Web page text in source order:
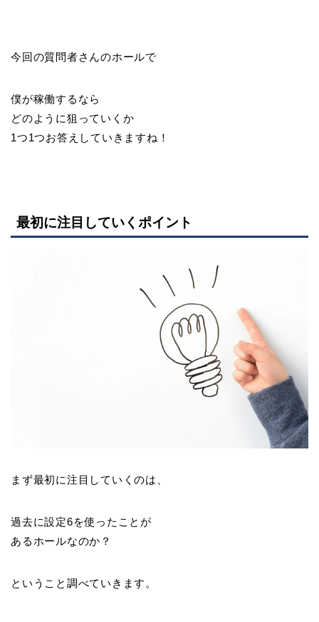
今回の質問者さんのホールで
僕が稼働するなら
どのように狙っていくか
1つ1つお答えしていきますね！
最初に注目していくポイント
まず最初に注目していくのは、
過去に設定6を使ったことが
あるホールなのか？
ということ調べていきます。